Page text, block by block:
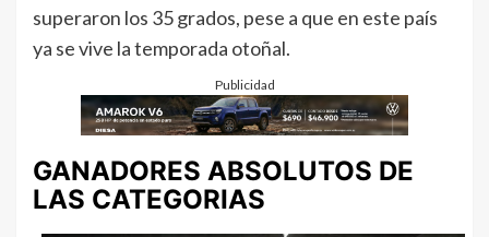
superaron los 35 grados, pese a que en este país
ya se vive la temporada otoñal.
Publicidad
GANADORES ABSOLUTOS DE
LAS CATEGORIAS